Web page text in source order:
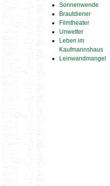
Sonnenwende
Brautdiener
Filmtheater
Unwetter
Leben im
Kaufmannshaus
Leinwandmangel